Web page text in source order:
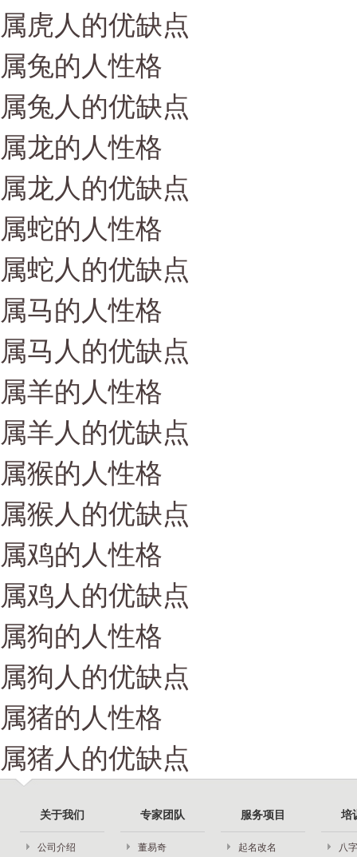
属虎人的优缺点
属兔的人性格
属兔人的优缺点
属龙的人性格
属龙人的优缺点
属蛇的人性格
属蛇人的优缺点
属马的人性格
属马人的优缺点
属羊的人性格
属羊人的优缺点
属猴的人性格
属猴人的优缺点
属鸡的人性格
属鸡人的优缺点
属狗的人性格
属狗人的优缺点
属猪的人性格
属猪人的优缺点
关于我们
公司介绍
专家团队
董易奇
服务项目
起名改名
培
八